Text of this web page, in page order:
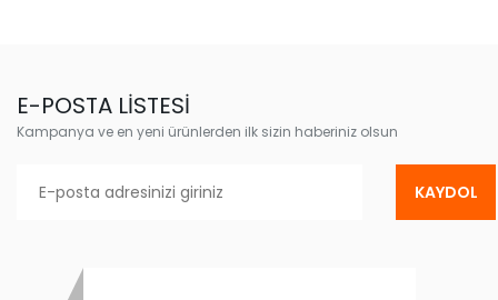
E-POSTA LİSTESİ
Kampanya ve en yeni ürünlerden ilk sizin haberiniz olsun
KAYDOL